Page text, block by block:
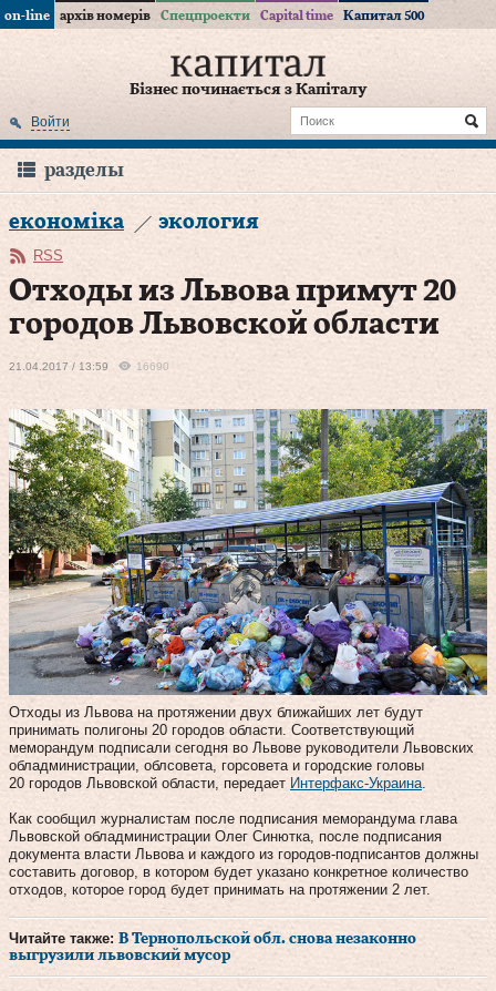
on-line архів номерів Спецпроекти Capital time Капитал 500
Бізнес починається з Капіталу
Войти
разделы
економіка экология
RSS
Отходы из Львова примут 20
городов Львовской области
21.04.2017 / 13:59 16690
Отходы из Львова на протяжении двух ближайших лет будут
принимать полигоны 20 городов области. Соответствующий
меморандум подписали сегодня во Львове руководители Львовских
обладминистрации, облсовета, горсовета и городские головы
20 городов Львовской области, передает Интерфакс-Украина
Как сообщил журналистам после подписания меморандума глава
Львовской обладминистрации Олег Синютка, после подписания
документа власти Львова и каждого из городов-подписантов должны
составить договор, в котором будет указано конкретное количество
отходов, которое город будет принимать на протяжении 2 лет.
Читайте также: В Тернопольской обл. снова незаконно
выгрузили львовский мусор